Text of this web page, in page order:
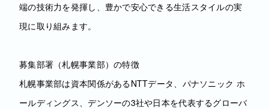
端の技術力を発揮し、豊かで安心できる生活スタイルの実
現に取り組みます。
募集部署（札幌事業部）の特徴
札幌事業部は資本関係があるNTTデータ、パナソニック ホ
ールディングス、デンソーの3社や日本を代表するグローバ